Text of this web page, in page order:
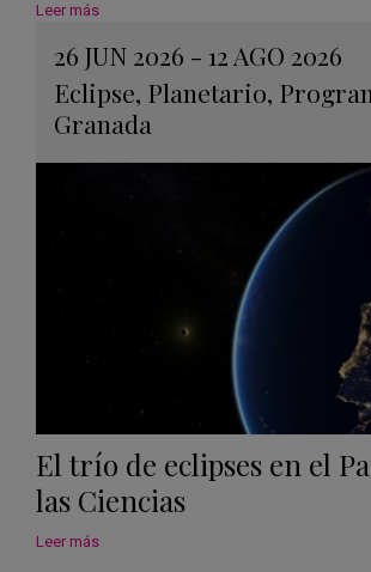
Leer más
26 JUN 2026 - 12 AGO 2026
Eclipse, Planetario,
Granada
El trío de eclipses en el
las Ciencias
Leer más